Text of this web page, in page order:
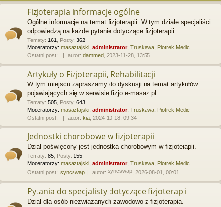
Fizjoterapia informacje ogólne
Ogólne informacje na temat fizjoterapii. W tym dziale specjaliści
odpowiedzą na każde pytanie dotyczące fizjoterapii.
Tematy: 161 Posty: 362
Moderatorzy: masaztajski administrator, Truskawa Piotrek Medic
Ostatni post:
autor: dammed , 2023-11-28, 13:55
Artykuły o Fizjoterapii, Rehabilitacji
W tym miejscu zapraszamy do dyskusji na temat artykułów
pojawiających się w serwisie fizjo.e-masaz.pl.
Tematy: 505 Posty: 643
Moderatorzy: masaztajski administrator, Truskawa Piotrek Medic
Ostatni post:
autor: kia , 2024-10-18, 09:34
Jednostki chorobowe w fizjoterapii
Dział poświęcony jest jednostką chorobowym w fizjoterapii.
Tematy: 85 Posty: 155
Moderatorzy: masaztajski administrator, Truskawa Piotrek Medic
Ostatni post: syncswap autor: syncswap , 2026-08-01, 00:01
Pytania do specjalisty dotyczące fizjoterapii
Dział dla osób niezwiązanych zawodowo z fizjoterapią.